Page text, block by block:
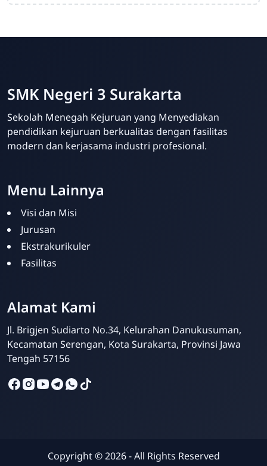
SMK Negeri 3 Surakarta
Sekolah Menegah Kejuruan yang Menyediakan
pendidikan kejuruan berkualitas dengan fasilitas
modern dan kerjasama industri profesional.
Menu Lainnya
Visi dan Misi
Jurusan
Ekstrakurikuler
Fasilitas
Alamat Kami
Jl. Brigjen Sudiarto No.34, Kelurahan Danukusuman,
Kecamatan Serengan, Kota Surakarta, Provinsi Jawa
Tengah 57156
Copyright ©2026- All Rights Reserved